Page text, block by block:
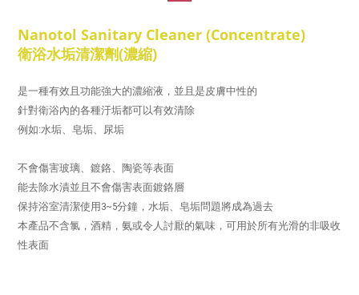
Nanotol Sanitary Cleaner (Concentrate)
衛浴水垢清潔劑(濃縮)
是一種有效且功能強大的濃縮液，並且是皮膚中性的
針對衛浴內的各種汙垢都可以有效清除
例如:水垢、皂垢、尿垢
不會傷害玻璃、鍍鉻、陶瓷等表面
能去除水漬並且不會傷害表面鍍鉻層
保持浴室清潔使用3~5分鐘，水垢、皂垢問題將成為過去
本產品不含氯，酒精，氨或令人討厭的氣味， 可用於所有光滑的非吸收
性表面